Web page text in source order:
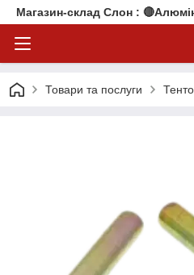
Магазин-склад Слон :
Товари та послуги